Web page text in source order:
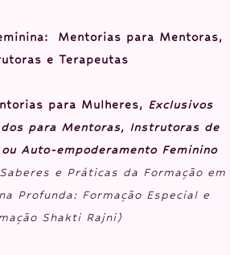
Mentorias para Mentoras,
e Terapeutas
para Mulheres,
Exclusivos
para Mentoras, Instrutoras de
Auto-empoderamento Feminino
e Práticas da Formação em
Profunda: Formação Especial e
Shakti Rajni)